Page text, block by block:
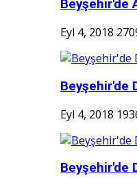
Beyşehir'de
Eyl 4, 2018
Beyşehir'de
Eyl 4, 2018
Beyşehir'de